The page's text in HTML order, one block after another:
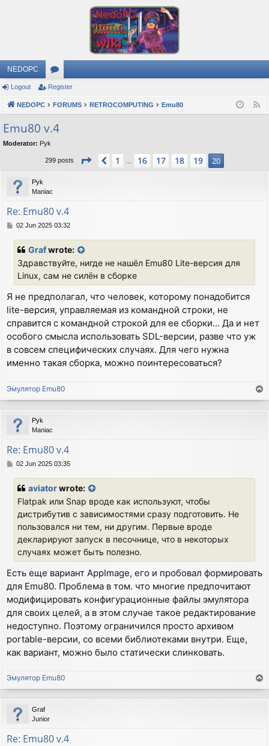
NEDOPC
or
u
m
Logout Register
NEDOPC FORUMS RETROCOMPUTING Emu80
Emu80 v.4
Moderator: Pyk
299 posts Page 20 of 20
Previous
1 16 17 18 19 20
Pyk
Maniac
Re: Emu80 v.4
P02 Jun 2025 03:32
Grafwrote:
Здравствуйте, нигде не нашёл Emu80 Lite-версия для
Linux, сам не силён в сборке
Я не предполагал, что человек, которому понадобится
lite-версия, управляемая из командной строки, не
справится с командной строкой для ее сборки... Да и нет
особого смысла использовать SDL-версии, разве что уж
в совсем специфических случаях. Для чего нужна
именно такая сборка, можно поинтересоваться?
Эмулятор Emu80
o
p
Pyk
Maniac
Re: Emu80 v.4
P02 Jun 2025 03:35
aviatorwrote:
Flatpak или Snap вроде как используют, чтобы
дистрибутив с зависимостями сразу подготовить. Не
пользовался ни тем, ни другим. Первые вроде
декларируют запуск в песочнице, что в некоторых
случаях может быть полезно.
Есть еще вариант AppImage, его и пробовал формировать
для Emu80. Проблема в том. что многие предпочитают
модифицировать конфигурационные файлы эмулятора
для своих целей, а в этом случае такое редактирование
недоступно. Поэтому ограничился просто архивом
portable-версии, со всеми библиотеками внутри. Еще,
как вариант, можно было статически слинковать.
Эмулятор Emu80
o
p
Graf
Junior
Re: Emu80 v.4